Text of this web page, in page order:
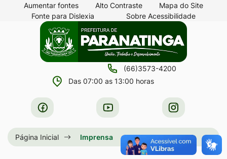
Seção
atalhos
acessibilidade
para
conteúdo
para
menu
[alt+2]
Aumentar fontes Alto Contraste
Mapa do Site
Fonte para Dislexia
Sobre Acessibilidade
Seção
menu
principal
principal
(66)3573-4200
Das 07:00 as 13:00 horas
Acessar
a
Rede
Acessar
a
Rede
Social
Acessar
a
Rede
Social
Página Inicial Imprensa